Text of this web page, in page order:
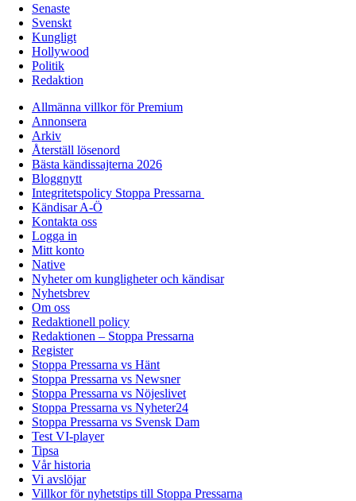
Senaste
Svenskt
Kungligt
Hollywood
Politik
Redaktion
Allmänna villkor för Premium
Annonsera
Arkiv
Återställ lösenord
Bästa kändissajterna 2026
Bloggnytt
Integritetspolicy Stoppa Pressarna
Kändisar A-Ö
Kontakta oss
Logga in
Mitt konto
Native
Nyheter om kungligheter och kändisar
Nyhetsbrev
Om oss
Redaktionell policy
Redaktionen – Stoppa Pressarna
Register
Stoppa Pressarna vs Hänt
Stoppa Pressarna vs Newsner
Stoppa Pressarna vs Nöjeslivet
Stoppa Pressarna vs Nyheter24
Stoppa Pressarna vs Svensk Dam
Test VI-player
Tipsa
Vår historia
Vi avslöjar
Villkor för nyhetstips till Stoppa Pressarna